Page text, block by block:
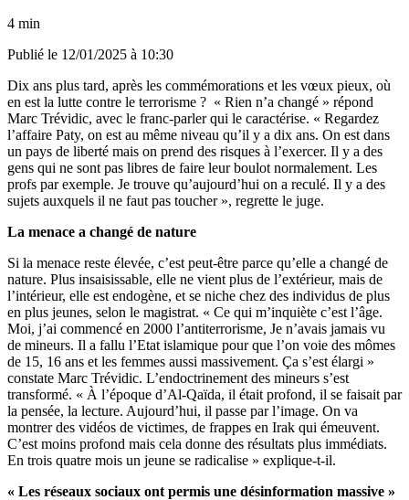
4 min
Publié le 12/01/2025 à 10:30
Dix ans plus tard, après les commémorations et les vœux pieux, où
en est la lutte contre le terrorisme ? « Rien n’a changé » répond
Marc Trévidic, avec le franc-parler qui le caractérise. « Regardez
l’affaire Paty, on est au même niveau qu’il y a dix ans. On est dans
un pays de liberté mais on prend des risques à l’exercer. Il y a des
gens qui ne sont pas libres de faire leur boulot normalement. Les
profs par exemple. Je trouve qu’aujourd’hui on a reculé. Il y a des
sujets auxquels il ne faut pas toucher », regrette le juge.
La menace a changé de nature
Si la menace reste élevée, c’est peut-être parce qu’elle a changé de
nature. Plus insaisissable, elle ne vient plus de l’extérieur, mais de
l’intérieur, elle est endogène, et se niche chez des individus de plus
en plus jeunes, selon le magistrat. « Ce qui m’inquiète c’est l’âge.
Moi, j’ai commencé en 2000 l’antiterrorisme, Je n’avais jamais vu
de mineurs. Il a fallu l’Etat islamique pour que l’on voie des mômes
de 15, 16 ans et les femmes aussi massivement. Ça s’est élargi »
constate Marc Trévidic. L’endoctrinement des mineurs s’est
transformé. « À l’époque d’Al-Qaïda, il était profond, il se faisait par
la pensée, la lecture. Aujourd’hui, il passe par l’image. On va
montrer des vidéos de victimes, de frappes en Irak qui émeuvent.
C’est moins profond mais cela donne des résultats plus immédiats.
En trois quatre mois un jeune se radicalise » explique-t-il.
« Les réseaux sociaux ont permis une désinformation massive »